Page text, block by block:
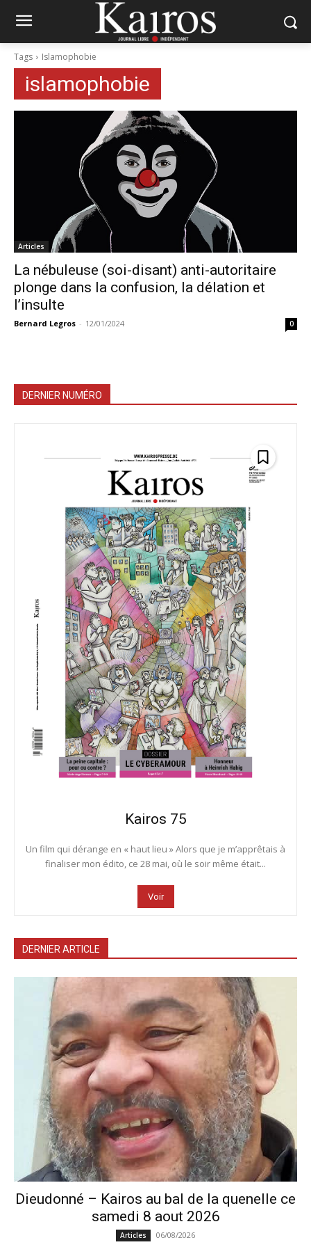
Tags Islamophobie
islamophobie
Articles
La nébuleuse (soi-disant) anti-autoritaire
plonge dans la confusion, la délation et
l’insulte
Bernard Legros - 12/01/2024 0
DERNIER NUMÉRO
Kairos 75
Un film qui dérange en « haut lieu » Alors que je m’apprêtais à
finaliser mon édito, ce 28 mai, où le soir même était...
Voir
DERNIER ARTICLE
Dieudonné – Kairos au bal de la quenelle ce
samedi 8 aout 2026
Articles 06/08/2026